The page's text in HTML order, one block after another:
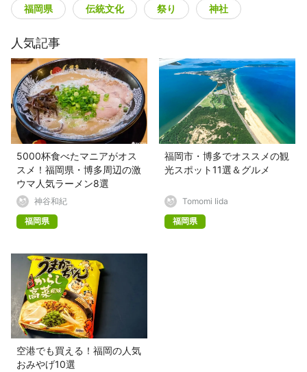
福岡県 伝統文化 祭り 神社
人気記事
5000杯食べたマニアがオス
スメ！福岡県・博多周辺の激
ウマ人気ラーメン8選
神谷和紀
福岡県
福岡市・博多でオススメの観
光スポット11選＆グルメ
Tomomi Iida
福岡県
空港でも買える！福岡の人気
おみやげ10選